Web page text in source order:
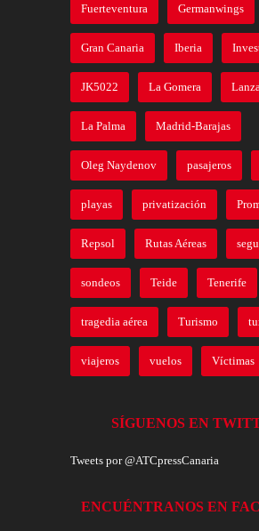
Fuerteventura Germanwings
Gran Canaria Iberia
JK5022 La Gomera
La Palma Madrid-Barajas
Oleg Naydenov pasajeros
playas privatización
Repsol Rutas Aéreas
sondeos Teide Tenerife
tragedia aérea Turismo
viajeros vuelos Víctimas
SÍGUENOS EN
Tweets por @ATCpressCanaria
ENCUÉNTRANOS EN